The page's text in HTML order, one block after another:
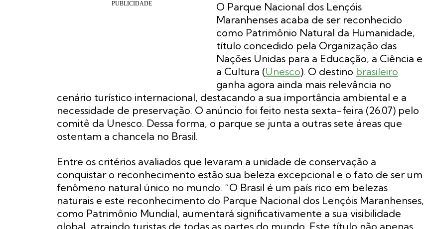
O Parque Nacional dos Lençóis
Maranhenses acaba de ser reconhecido
como Patrimônio Natural da Humanidade,
título concedido pela Organização das
Nações Unidas para a Educação, a Ciência e
a Cultura (Unesco). O destino brasileiro
ganha agora ainda mais relevância no
cenário turístico internacional, destacando a sua importância ambiental e a
necessidade de preservação. O anúncio foi feito nesta sexta-feira (26.07) pelo
comitê da Unesco. Dessa forma, o parque se junta a outras sete áreas que
ostentam a chancela no Brasil.
Entre os critérios avaliados que levaram a unidade de conservação a
conquistar o reconhecimento estão sua beleza excepcional e o fato de ser um
fenômeno natural único no mundo. “O Brasil é um país rico em belezas
naturais e este reconhecimento do Parque Nacional dos Lençóis Maranhenses,
como Patrimônio Mundial, aumentará significativamente a sua visibilidade
global, atraindo turistas de todas as partes do mundo. Este título não apenas